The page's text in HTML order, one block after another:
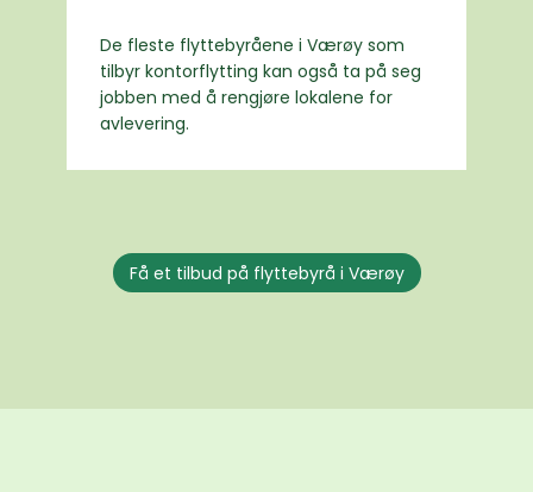
De fleste flyttebyråene i Værøy som
tilbyr kontorflytting kan også ta på seg
jobben med å rengjøre lokalene for
avlevering.
Få et tilbud på flyttebyrå i Værøy